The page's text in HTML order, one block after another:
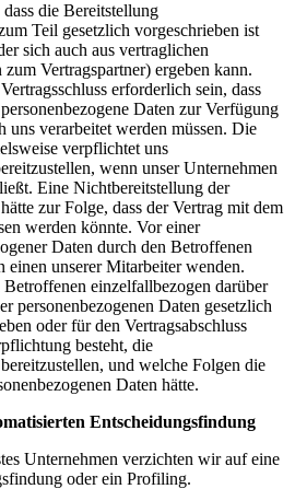
die Bereitstellung
Teil gesetzlich vorgeschrieben ist
sich auch aus vertraglichen
Vertragspartner) ergeben kann.
erforderlich sein, dass
Daten zur Verfügung
uns verarbeitet werden müssen. Die
verpflichtet uns
wenn unser Unternehmen
Eine Nichtbereitstellung der
zur Folge, dass der Vertrag mit dem
werden könnte. Vor einer
Daten durch den Betroffenen
einen unserer Mitarbeiter wenden.
einzelfallbezogen darüber
personenbezogenen Daten gesetzlich
oder für den Vertragsabschluss
besteht, die
und welche Folgen die
Daten hätte.
Entscheidungsfindung
Unternehmen verzichten wir auf eine
oder ein Profiling.